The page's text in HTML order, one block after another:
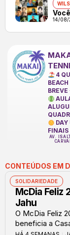
14/08/
4
DAY
AV.
CONTEÚDOS EM
SOLIDARIEDADE
McDia Feliz
Jahu
O McDia Feliz
beneficia a